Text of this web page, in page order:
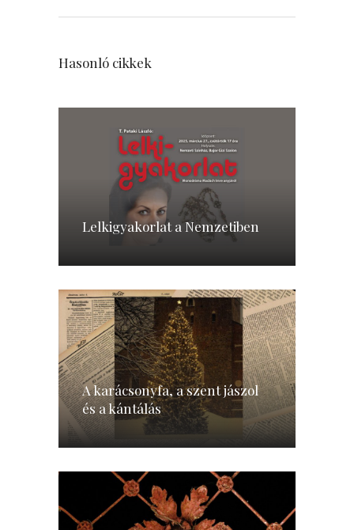
Hasonló cikkek
Lelkigyakorlat a Nemzetiben
A karácsonyfa, a szent jászol
és a kántálás